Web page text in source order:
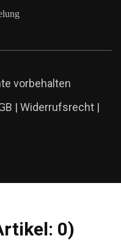
vorbehalten
| Widerrufsrecht |
0)